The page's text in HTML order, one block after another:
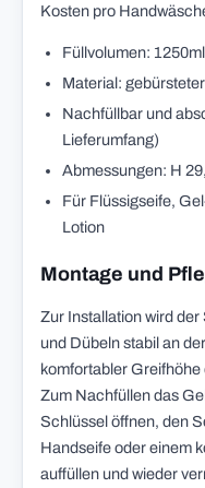
Kosten pro
Füllvolumen: 1250ml
Material:
Nachfüllbar und
Lieferumfang)
Abmessungen: H
Für Flüssigseife,
Lotion
Montage und
Zur Installation wird
und Dübeln stabil an
komfortabler
Zum Nachfüllen das
Schlüssel öffnen, den
Handseife oder einem
auffüllen und wieder